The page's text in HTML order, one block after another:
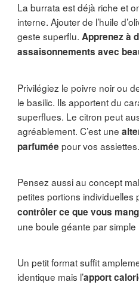
La burrata est déjà riche et
interne. Ajouter de l’huile
geste superflu. Apprenez à
assaisonnements avec
Privilégiez le poivre noir ou
le basilic. Ils apportent du
superflues. Le citron peut
agréablement. C’est une
parfumée pour vos assiettes.
Pensez aussi au concept
petites portions individuelles
contrôler ce que vous
une boule géante par simple
Un petit format suffit
identique mais l’apport